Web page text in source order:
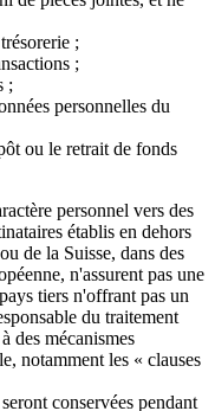
;
;
;
personnelles du
ou le retrait de fonds
personnel vers des
établis en dehors
de la Suisse, dans des
n'assurent pas une
tiers n'offrant pas un
du traitement
des mécanismes
notamment les « clauses
conservées pendant